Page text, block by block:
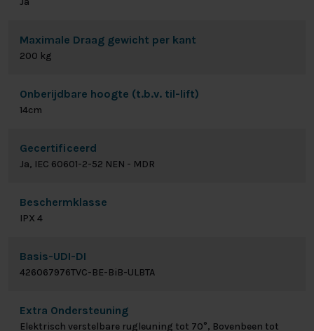
Maximale Draag gewicht per kant
200 kg
Onberijdbare hoogte (t.b.v. til-lift)
14cm
Gecertificeerd
Ja, IEC 60601-2-52 NEN - MDR
Beschermklasse
IPX 4
Basis-UDI-DI
426067976TVC-BE-BiB-ULBTA
Extra Ondersteuning
Elektrisch verstelbare rugleuning tot 70°, Bovenbeen tot